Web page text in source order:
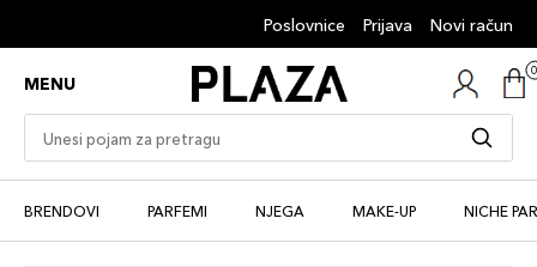
Poslovnice Prijava Novi račun
MENU
BRENDOVI PARFEMI NJEGA MAKE-UP NICHE